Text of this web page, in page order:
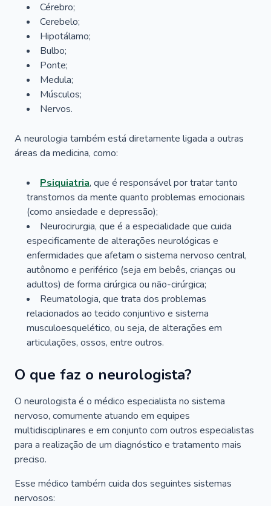
Cérebro;
Cerebelo;
Hipotálamo;
Bulbo;
Ponte;
Medula;
Músculos;
Nervos.
A neurologia também está diretamente ligada a outras
áreas da medicina, como:
Psiquiatria, que é responsável por tratar tanto
transtornos da mente quanto problemas emocionais
(como ansiedade e depressão);
Neurocirurgia, que é a especialidade que cuida
especificamente de alterações neurológicas e
enfermidades que afetam o sistema nervoso central,
autônomo e periférico (seja em bebês, crianças ou
adultos) de forma cirúrgica ou não-cirúrgica;
Reumatologia, que trata dos problemas
relacionados ao tecido conjuntivo e sistema
musculoesquelético, ou seja, de alterações em
articulações, ossos, entre outros.
O que faz o neurologista?
O neurologista é o médico especialista no sistema
nervoso, comumente atuando em equipes
multidisciplinares e em conjunto com outros especialistas
para a realização de um diagnóstico e tratamento mais
preciso.
Esse médico também cuida dos seguintes sistemas
nervosos: